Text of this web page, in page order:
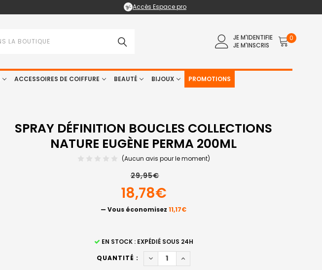
Accès Espace pro
JE M'IDENTIFIE
JE M'INSCRIS
0
ACCESSOIRES DE COIFFURE BEAUTÉ BIJOUX PROMOTIONS
SPRAY DÉFINITION BOUCLES COLLECTIONS
NATURE EUGÈNE PERMA 200ML
(Aucun avis pour le moment)
29,95€
18,78€
— Vous économisez 11,17€
EN STOCK : EXPÉDIÉ SOUS 24H
QUANTITÉ :
DIMINUER LA QUANTITÉ DE SPRAY DÉFINITION
AUGMENTER LA QUANTITÉ DE SPRAY